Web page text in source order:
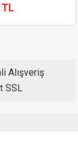
Alışveriş
SSL